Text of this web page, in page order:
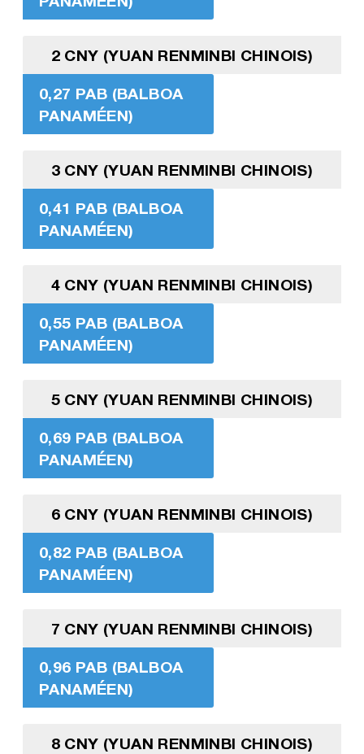
2 CNY (YUAN RENMINBI CHINOIS)
0,27 PAB (BALBOA
PANAMÉEN)
3 CNY (YUAN RENMINBI CHINOIS)
0,41 PAB (BALBOA
PANAMÉEN)
4 CNY (YUAN RENMINBI CHINOIS)
0,55 PAB (BALBOA
PANAMÉEN)
5 CNY (YUAN RENMINBI CHINOIS)
0,69 PAB (BALBOA
PANAMÉEN)
6 CNY (YUAN RENMINBI CHINOIS)
0,82 PAB (BALBOA
PANAMÉEN)
7 CNY (YUAN RENMINBI CHINOIS)
0,96 PAB (BALBOA
PANAMÉEN)
8 CNY (YUAN RENMINBI CHINOIS)